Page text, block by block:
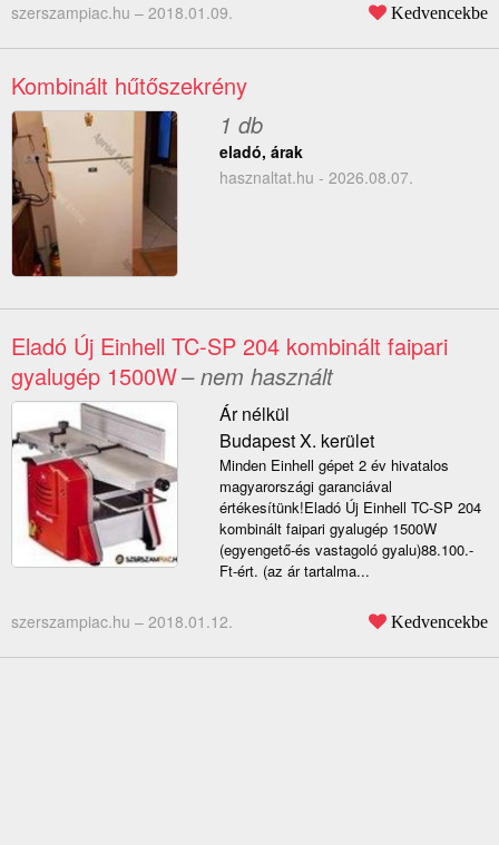
szerszampiac.hu – 2018.01.09. Kedvencekbe
Kombinált hűtőszekrény
1 db
eladó, árak
hasznaltat.hu - 2026.08.07.
Eladó Új Einhell TC-SP 204 kombinált faipari
gyalugép 1500W– nem használt
Ár nélkül
Budapest X. kerület
Minden Einhell gépet 2 év hivatalos
magyarországi garanciával
értékesítünk!Eladó Új Einhell TC-SP 204
kombinált faipari gyalugép 1500W
(egyengető-és vastagoló gyalu)88.100.-
Ft-ért. (az ár tartalma...
szerszampiac.hu – 2018.01.12. Kedvencekbe